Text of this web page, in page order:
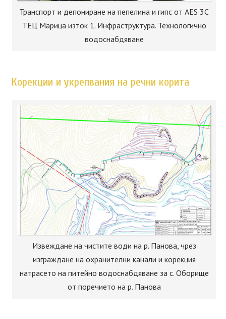
Транспорт и депониране на пепелина и гипс от AES 3C
ТЕЦ Марица изток 1. Инфраструктура. Технологично
водоснабдяване
Корекции и укрепвания на речни корита
Извеждане на чистите води на р. Панова, чрез
изграждане на охранителни канали и корекция
натрасето на питейно водоснабдяване за с. Оборище
от поречието на р. Панова